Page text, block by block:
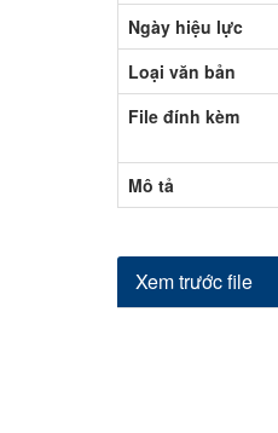
Ngày hiệu lực
Loại văn bản
File đính kèm
Mô tả
Xem trước file